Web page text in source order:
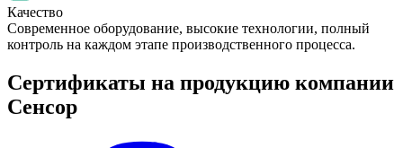
Качество
Современное оборудование, высокие технологии, полный
контроль на каждом этапе производственного процесса.
Сертификаты на продукцию компании
Сенсор